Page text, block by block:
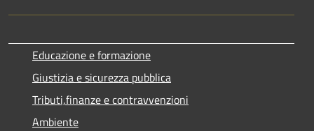
Educazione e formazione
Giustizia e sicurezza pubblica
Tributi,finanze e contravvenzioni
Ambiente